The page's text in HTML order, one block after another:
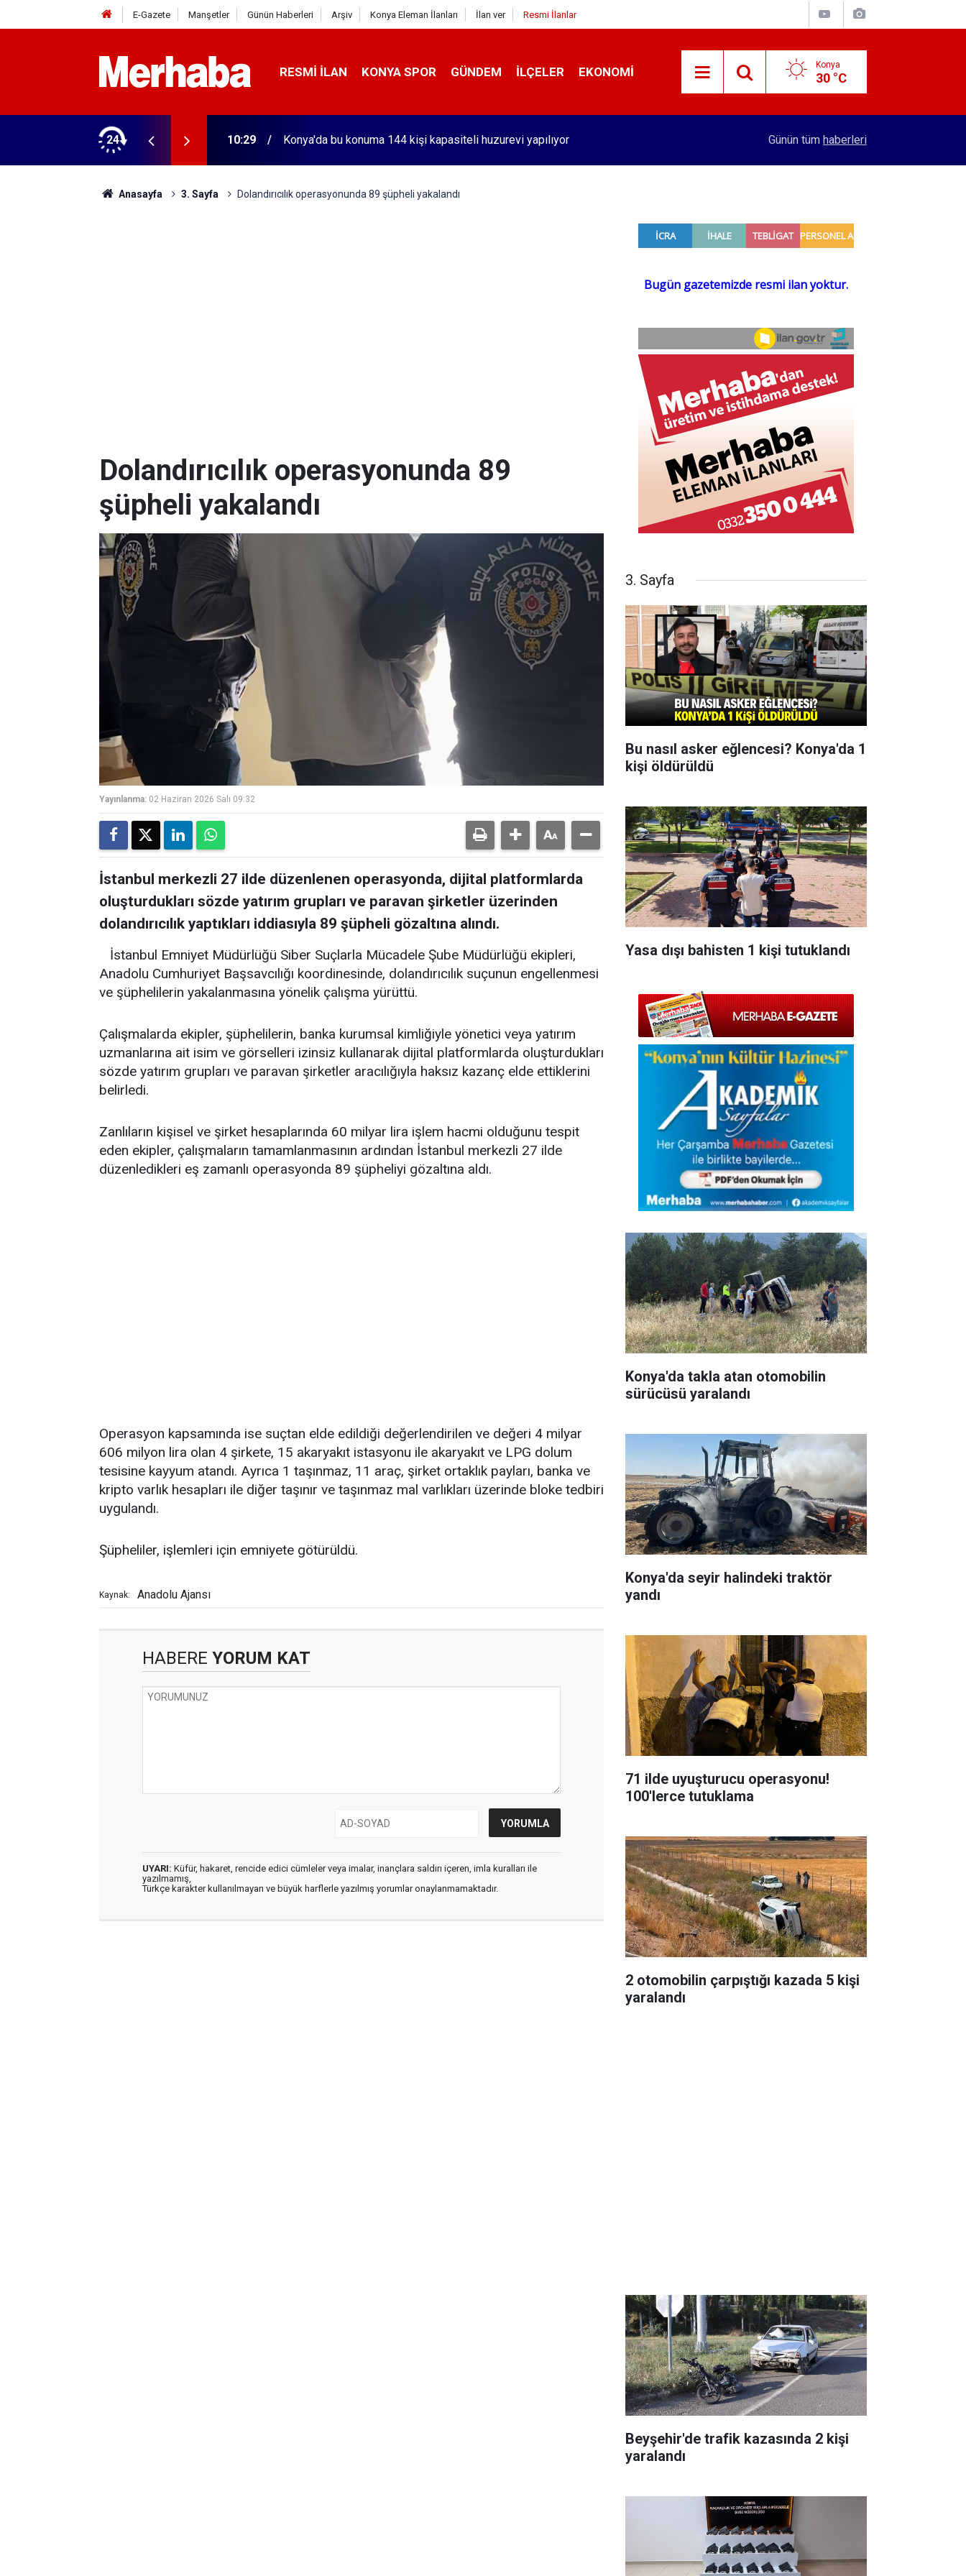
E-Gazete Manşetler Günün Haberleri Arşiv Konya Eleman İlanları İlan ver Resmi İlanlar
RESMI İLAN KONYA SPOR GÜNDEM İLÇELER EKONOMI Konya
30 °C
24 10:29 Konya'da bu konuma 144 kişi kapasiteli huzurevi yapılıyor Beyşehir'de kovan sayımı yapıldı
Günün tüm haberleri
Anasayfa 3. Sayfa Dolandırıcılık operasyonunda 89 şüpheli yakalandı
Dolandırıcılık operasyonunda 89
şüpheli yakalandı
Yayınlanma: 02 Haziran 2026 Salı 09:32
İstanbul merkezli 27 ilde düzenlenen operasyonda, dijital platformlarda
oluşturdukları sözde yatırım grupları ve paravan şirketler üzerinden
dolandırıcılık yaptıkları iddiasıyla 89 şüpheli gözaltına alındı.
İstanbul Emniyet Müdürlüğü Siber Suçlarla Mücadele Şube Müdürlüğü ekipleri,
Anadolu Cumhuriyet Başsavcılığı koordinesinde, dolandırıcılık suçunun engellenmesi
ve şüphelilerin yakalanmasına yönelik çalışma yürüttü.
Çalışmalarda ekipler, şüphelilerin, banka kurumsal kimliğiyle yönetici veya yatırım
uzmanlarına ait isim ve görselleri izinsiz kullanarak dijital platformlarda oluşturdukları
sözde yatırım grupları ve paravan şirketler aracılığıyla haksız kazanç elde ettiklerini
belirledi.
Zanlıların kişisel ve şirket hesaplarında 60 milyar lira işlem hacmi olduğunu tespit
eden ekipler, çalışmaların tamamlanmasının ardından İstanbul merkezli 27 ilde
düzenledikleri eş zamanlı operasyonda 89 şüpheliyi gözaltına aldı.
Operasyon kapsamında ise suçtan elde edildiği değerlendirilen ve değeri 4 milyar
606 milyon lira olan 4 şirkete, 15 akaryakıt istasyonu ile akaryakıt ve LPG dolum
tesisine kayyum atandı. Ayrıca 1 taşınmaz, 11 araç, şirket ortaklık payları, banka ve
kripto varlık hesapları ile diğer taşınır ve taşınmaz mal varlıkları üzerinde bloke tedbiri
uygulandı.
Şüpheliler, işlemleri için emniyete götürüldü.
Kaynak: Anadolu Ajansı
HABERE YORUM KAT
UYARI: Küfür, hakaret, rencide edici cümleler veya imalar, inançlara saldırı içeren, imla kuralları ile
yazılmamış,
Türkçe karakter kullanılmayan ve büyük harflerle yazılmış yorumlar onaylanmamaktadır.
3. Sayfa
Bu nasıl asker eğlencesi? Konya'da 1
kişi öldürüldü
Yasa dışı bahisten 1 kişi tutuklandı
Konya'da takla atan otomobilin
sürücüsü yaralandı
Konya'da seyir halindeki traktör
yandı
71 ilde uyuşturucu operasyonu!
100'lerce tutuklama
2 otomobilin çarpıştığı kazada 5 kişi
yaralandı
Beyşehir'de trafik kazasında 2 kişi
yaralandı